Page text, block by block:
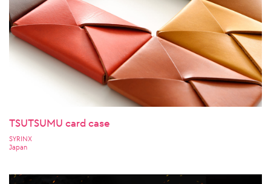
TSUTSUMU card case
SYRINX
Japan